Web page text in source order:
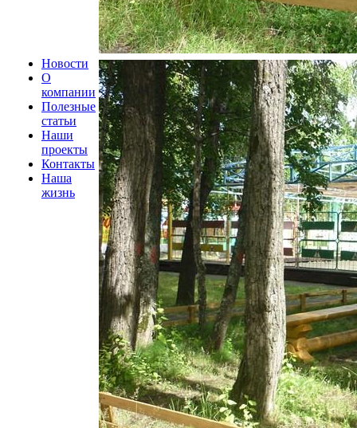
Новости
О
компании
Полезные
статьи
Наши
проекты
Контакты
Наша
жизнь